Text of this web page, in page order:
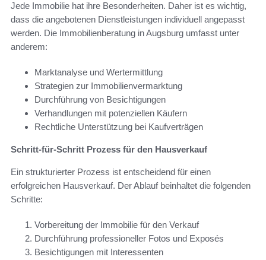
Jede Immobilie hat ihre Besonderheiten. Daher ist es wichtig,
dass die angebotenen Dienstleistungen individuell angepasst
werden. Die Immobilienberatung in Augsburg umfasst unter
anderem:
Marktanalyse und Wertermittlung
Strategien zur Immobilienvermarktung
Durchführung von Besichtigungen
Verhandlungen mit potenziellen Käufern
Rechtliche Unterstützung bei Kaufverträgen
Schritt-für-Schritt Prozess für den Hausverkauf
Ein strukturierter Prozess ist entscheidend für einen
erfolgreichen Hausverkauf. Der Ablauf beinhaltet die folgenden
Schritte:
Vorbereitung der Immobilie für den Verkauf
Durchführung professioneller Fotos und Exposés
Besichtigungen mit Interessenten